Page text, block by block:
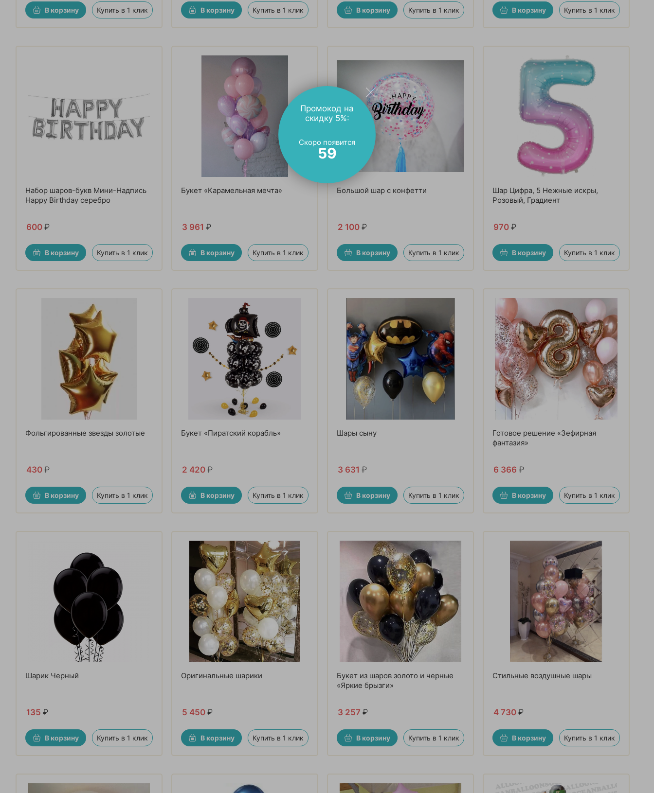
В корзину Купить в 1 клик В корзину Купить в 1 клик В корзину Купить в 1 клик В корзину Купить в 1 клик
Набор шаров-букв Мини-Надпись
Happy Birthday серебро
600 ₽
В корзину Купить в 1 клик
Букет «Карамельная мечта»
3 961 ₽
В корзину Купить в 1 клик
Большой шар с конфетти
2 100 ₽
В корзину Купить в 1 клик
Шар Цифра, 5 Нежные искры,
Розовый, Градиент
970 ₽
В корзину Купить в 1 клик
Фольгированные звезды золотые
430 ₽
В корзину Купить в 1 клик
Букет «Пиратский корабль»
2 420 ₽
В корзину Купить в 1 клик
Шары сыну
3 631 ₽
В корзину Купить в 1 клик
Готовое решение «Зефирная
фантазия»
6 366 ₽
В корзину Купить в 1 клик
Шарик Черный
135 ₽
В корзину Купить в 1 клик
Оригинальные шарики
5 450 ₽
В корзину Купить в 1 клик
Букет из шаров золото и черные
«Яркие брызги»
3 257 ₽
В корзину Купить в 1 клик
Стильные воздушные шары
4 730 ₽
В корзину Купить в 1 клик
Промокод на
скидку 5%:
Скоро появится
57